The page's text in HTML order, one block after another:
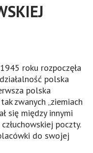
roku rozpoczęła
polska
polska
zwanych „ziemiach
się między innymi
poczty.
do swojej